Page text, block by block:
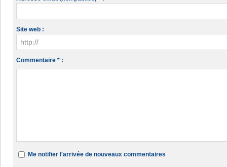
Site web :
Commentaire * :
Me notifier l'arrivée de nouveaux commentaires